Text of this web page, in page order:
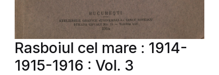
Rasboiul cel mare : 1914-
1915-1916 : Vol. 3